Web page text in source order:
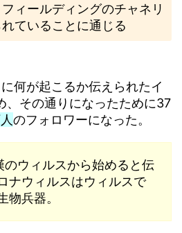
ィールディングのチャネリ
ていることに通じる
何が起こるか伝えられたイ
、その通りになったために37
のフォロワーになった。
のウィルスから始めると伝
ナウィルスはウィルスで
物兵器。